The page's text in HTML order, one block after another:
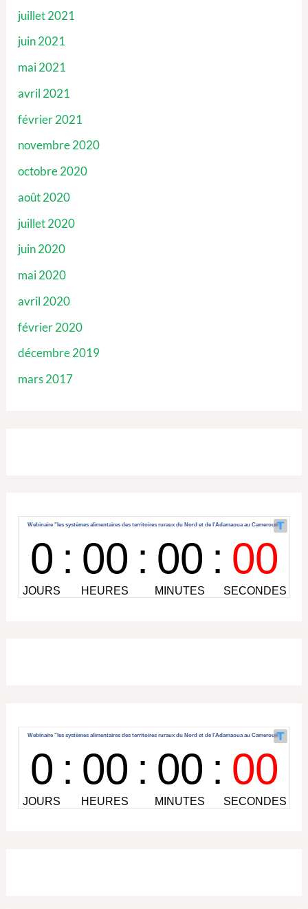
juillet 2021
juin 2021
mai 2021
avril 2021
février 2021
novembre 2020
octobre 2020
août 2020
juillet 2020
juin 2020
mai 2020
avril 2020
février 2020
décembre 2019
mars 2017